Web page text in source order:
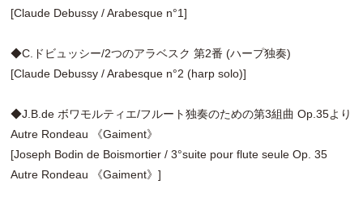
[Claude Debussy / Arabesque n°1]
◆C.ドビュッシー/2つのアラベスク 第2番 (ハープ独奏)
[Claude Debussy / Arabesque n°2 (harp solo)]
◆J.B.de ボワモルティエ/フルート独奏のための第3組曲 Op.35より
Autre Rondeau 《Gaiment》
[Joseph Bodin de Boismortier / 3°suite pour flute seule Op. 35
Autre Rondeau 《Gaiment》]